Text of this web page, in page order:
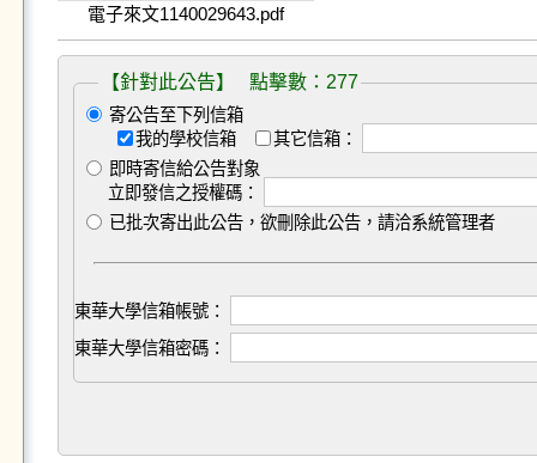
電子來文1140029643.pdf
【針對此公告】 點擊數：277
寄公告至下列信箱
我的學校信箱
其它信箱：
即時寄信給公告對象
立即發信之授權碼：
已批次寄出此公告，欲刪除此公告，請洽系統管理者
東華大學信箱帳號：
東華大學信箱密碼：